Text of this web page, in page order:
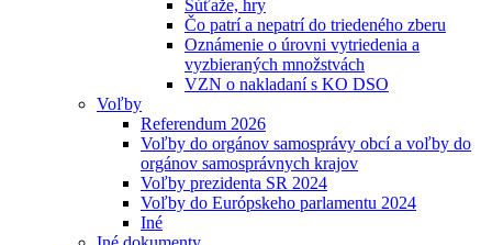
Súťaže, hry
Čo patrí a nepatrí do triedeného zberu
Oznámenie o úrovni vytriedenia a
vyzbieraných množstvách
VZN o nakladaní s KO DSO
Voľby
Referendum 2026
Voľby do orgánov samosprávy obcí a voľby do
orgánov samosprávnych krajov
Voľby prezidenta SR 2024
Voľby do Európskeho parlamentu 2024
Iné